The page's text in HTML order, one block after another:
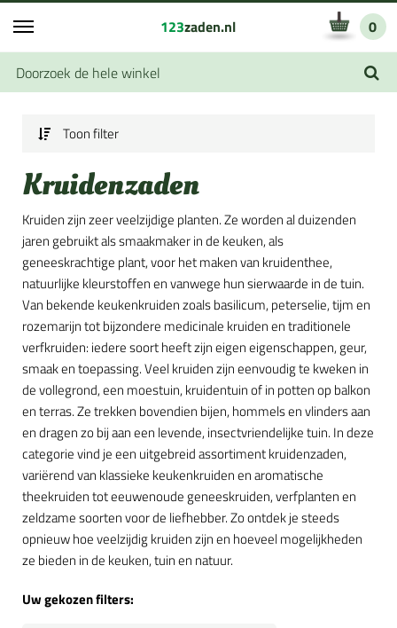
123zaden.nl 0
Toon filter
Kruidenzaden
Kruiden zijn zeer veelzijdige planten. Ze worden al duizenden
jaren gebruikt als smaakmaker in de keuken, als
geneeskrachtige plant, voor het maken van kruidenthee,
natuurlijke kleurstoffen en vanwege hun sierwaarde in de tuin.
Van bekende keukenkruiden zoals basilicum, peterselie, tijm en
rozemarijn tot bijzondere medicinale kruiden en traditionele
verfkruiden: iedere soort heeft zijn eigen eigenschappen, geur,
smaak en toepassing. Veel kruiden zijn eenvoudig te kweken in
de vollegrond, een moestuin, kruidentuin of in potten op balkon
en terras. Ze trekken bovendien bijen, hommels en vlinders aan
en dragen zo bij aan een levende, insectvriendelijke tuin. In deze
categorie vind je een uitgebreid assortiment kruidenzaden,
variërend van klassieke keukenkruiden en aromatische
theekruiden tot eeuwenoude geneeskruiden, verfplanten en
zeldzame soorten voor de liefhebber. Zo ontdek je steeds
opnieuw hoe veelzijdig kruiden zijn en hoeveel mogelijkheden
ze bieden in de keuken, tuin en natuur.
Uw gekozen filters: